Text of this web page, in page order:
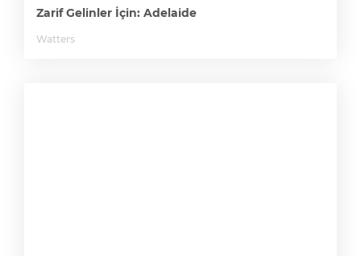
Zarif Gelinler İçin: Adelaide
Watters